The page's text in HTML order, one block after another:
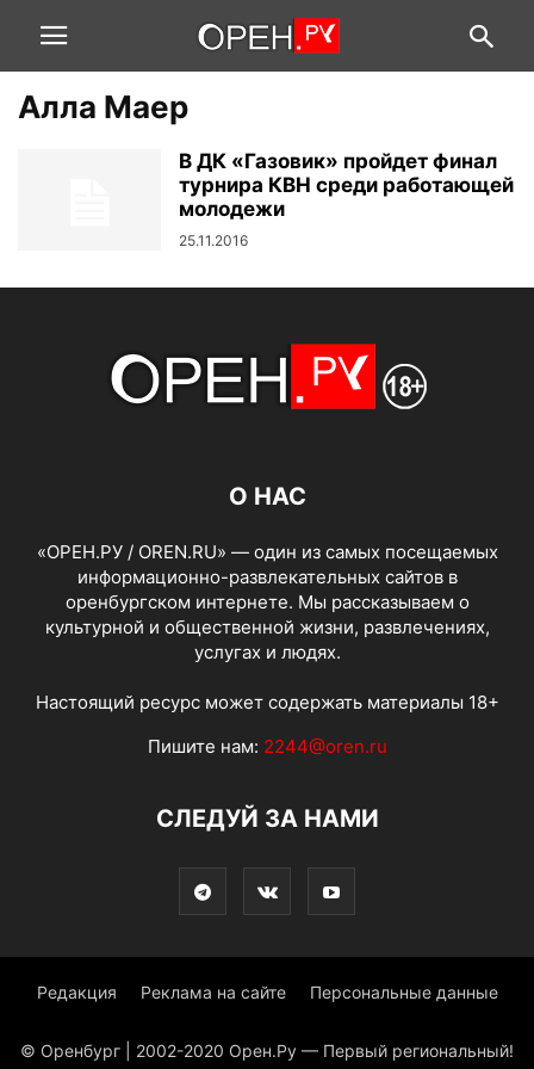
Алла Маер
В ДК «Газовик» пройдет финал
турнира КВН среди работающей
молодежи
25.11.2016
О НАС
«ОРЕН.РУ / OREN.RU» — один из самых посещаемых
информационно-развлекательных сайтов в
оренбургском интернете. Мы рассказываем о
культурной и общественной жизни, развлечениях,
услугах и людях.
Настоящий ресурс может содержать материалы 18+
Пишите нам: 2244@oren.ru
СЛЕДУЙ ЗА НАМИ
Редакция Реклама на сайте Персональные данные
© Оренбург | 2002-2020 Орен.Ру — Первый региональный!